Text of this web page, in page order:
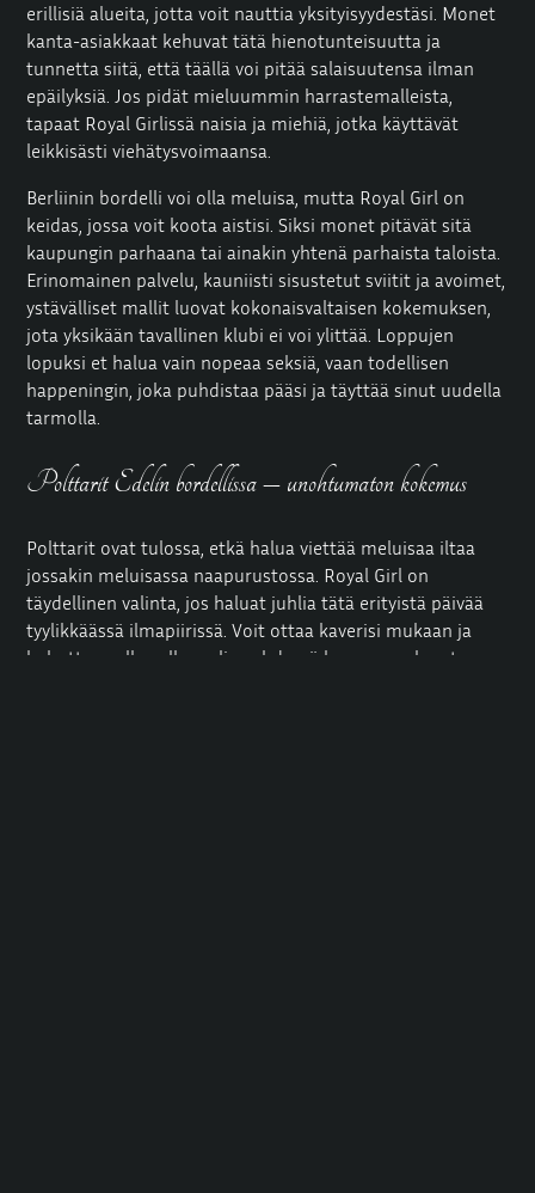
erillisiä alueita, jotta voit nauttia yksityisyydestäsi. Monet
kanta-asiakkaat kehuvat tätä hienotunteisuutta ja
tunnetta siitä, että täällä voi pitää salaisuutensa ilman
epäilyksiä. Jos pidät mieluummin harrastemalleista,
tapaat Royal Girlissä naisia ja miehiä, jotka käyttävät
leikkisästi viehätysvoimaansa.
Berliinin bordelli voi olla meluisa, mutta Royal Girl on
keidas, jossa voit koota aistisi. Siksi monet pitävät sitä
kaupungin parhaana tai ainakin yhtenä parhaista taloista.
Erinomainen palvelu, kauniisti sisustetut sviitit ja avoimet,
ystävälliset mallit luovat kokonaisvaltaisen kokemuksen,
jota yksikään tavallinen klubi ei voi ylittää. Loppujen
lopuksi et halua vain nopeaa seksiä, vaan todellisen
happeningin, joka puhdistaa pääsi ja täyttää sinut uudella
tarmolla.
Polttarit Edelin bordellissa – unohtumaton kokemus
Polttarit ovat tulossa, etkä halua viettää meluisaa iltaa
jossakin meluisassa naapurustossa. Royal Girl on
täydellinen valinta, jos haluat juhlia tätä erityistä päivää
tyylikkäässä ilmapiirissä. Voit ottaa kaverisi mukaan ja
kohottaa sulhaselle maljan yhdessä loungessa, kun taas